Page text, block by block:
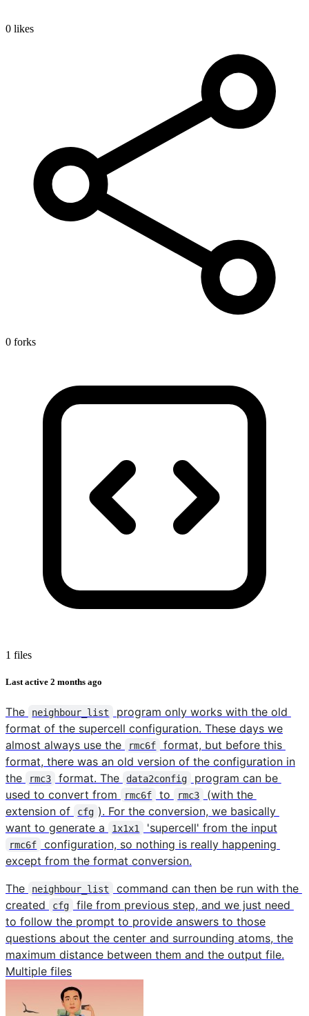
0 likes
0 forks
1 files
Last active 2 months ago
The neighbour_list
program only works with the old
format of the supercell configuration. These days we
almost always use the
rmc6f
format, but before this
format, there was an old version of the configuration in
the
rmc3 format. The data2config
program can be
used to convert from
rmc6f to rmc3
(with the
extension of
cfg ). For the conversion, we basically
want to generate a
1x1x1 'supercell' from the input
rmc6f
configuration, so nothing is really happening
except from the format conversion.
The
neighbour_list
command can then be run with the
created
cfg
file from previous step, and we just need
to follow the prompt to provide answers to those
questions about the center and surrounding atoms, the
maximum distance between them and the output file.
Multiple files